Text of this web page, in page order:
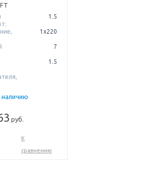
1.5
1х220
7
1.5
наличию
руб.
К
сравнению